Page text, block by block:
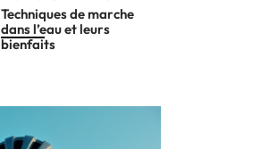
Techniques de marche
dans l’eau et leurs
bienfaits